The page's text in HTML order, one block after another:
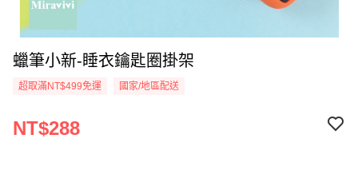
蠟筆小新-睡衣鑰匙圈掛架
超取滿NT$499免運 國家/地區配送
NT$288